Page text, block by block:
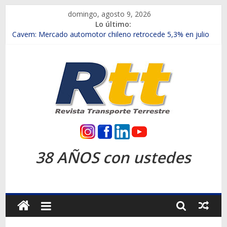
contenido
domingo, agosto 9, 2026
Lo último:
Chile es el primer mercado internacional en lanzar la nueva
Salfa suma vehículos electrificados de Chevrolet en el Biobío
Samex amplía su red con nuevas sucursales en Rancagua y
SINOTRUK Pick-ups presentó la recién estrenada Bolden en
la Expo Compras Públicas 2026
Revista
Transporte
Terrestre
38 AÑOS con ustedes